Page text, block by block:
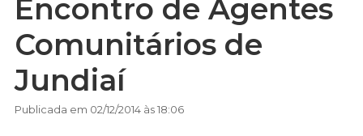
Encontro de Agentes
Comunitários de
Jundiaí
Publicada em 02/12/2014 às 18:06